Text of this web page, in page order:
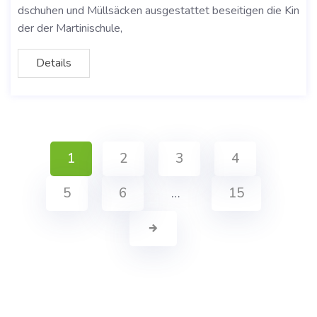
dschuhen und Müllsäcken ausgestattet beseitigen die Kin
der der Martinischule,
Details
1 2 3
4
5
6 … 15